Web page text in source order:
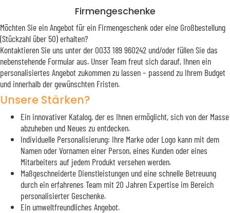
Firmengeschenke
Möchten Sie ein Angebot für ein Firmengeschenk oder eine Großbestellung
(Stückzahl über 50) erhalten?
Kontaktieren Sie uns unter der 0033 189 960242 und/oder füllen Sie das
nebenstehende Formular aus. Unser Team freut sich darauf, Ihnen ein
personalisiertes Angebot zukommen zu lassen – passend zu Ihrem Budget
und innerhalb der gewünschten Fristen.
Unsere Stärken?
Ein innovativer Katalog, der es Ihnen ermöglicht, sich von der Masse
abzuheben und Neues zu entdecken.
Individuelle Personalisierung: Ihre Marke oder Logo kann mit dem
Namen oder Vornamen einer Person, eines Kunden oder eines
Mitarbeiters auf jedem Produkt versehen werden.
Maßgeschneiderte Dienstleistungen und eine schnelle Betreuung
durch ein erfahrenes Team mit 20 Jahren Expertise im Bereich
personalisierter Geschenke.
Ein umweltfreundliches Angebot.